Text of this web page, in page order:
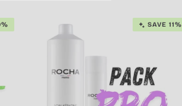
SAVE 11%